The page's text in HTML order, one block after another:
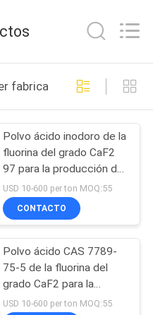
fabricación en línea
Polvo ácido inodoro de la
fluorina del grado CaF2
97 para la producción de
ácido hidrofluórico
USD 10-600 per ton MOQ:55
CONTACTO
Polvo ácido CAS 7789-
75-5 de la fluorina del
grado CaF2 para la
industria del vidrio
USD 10-600 per ton MOQ:55